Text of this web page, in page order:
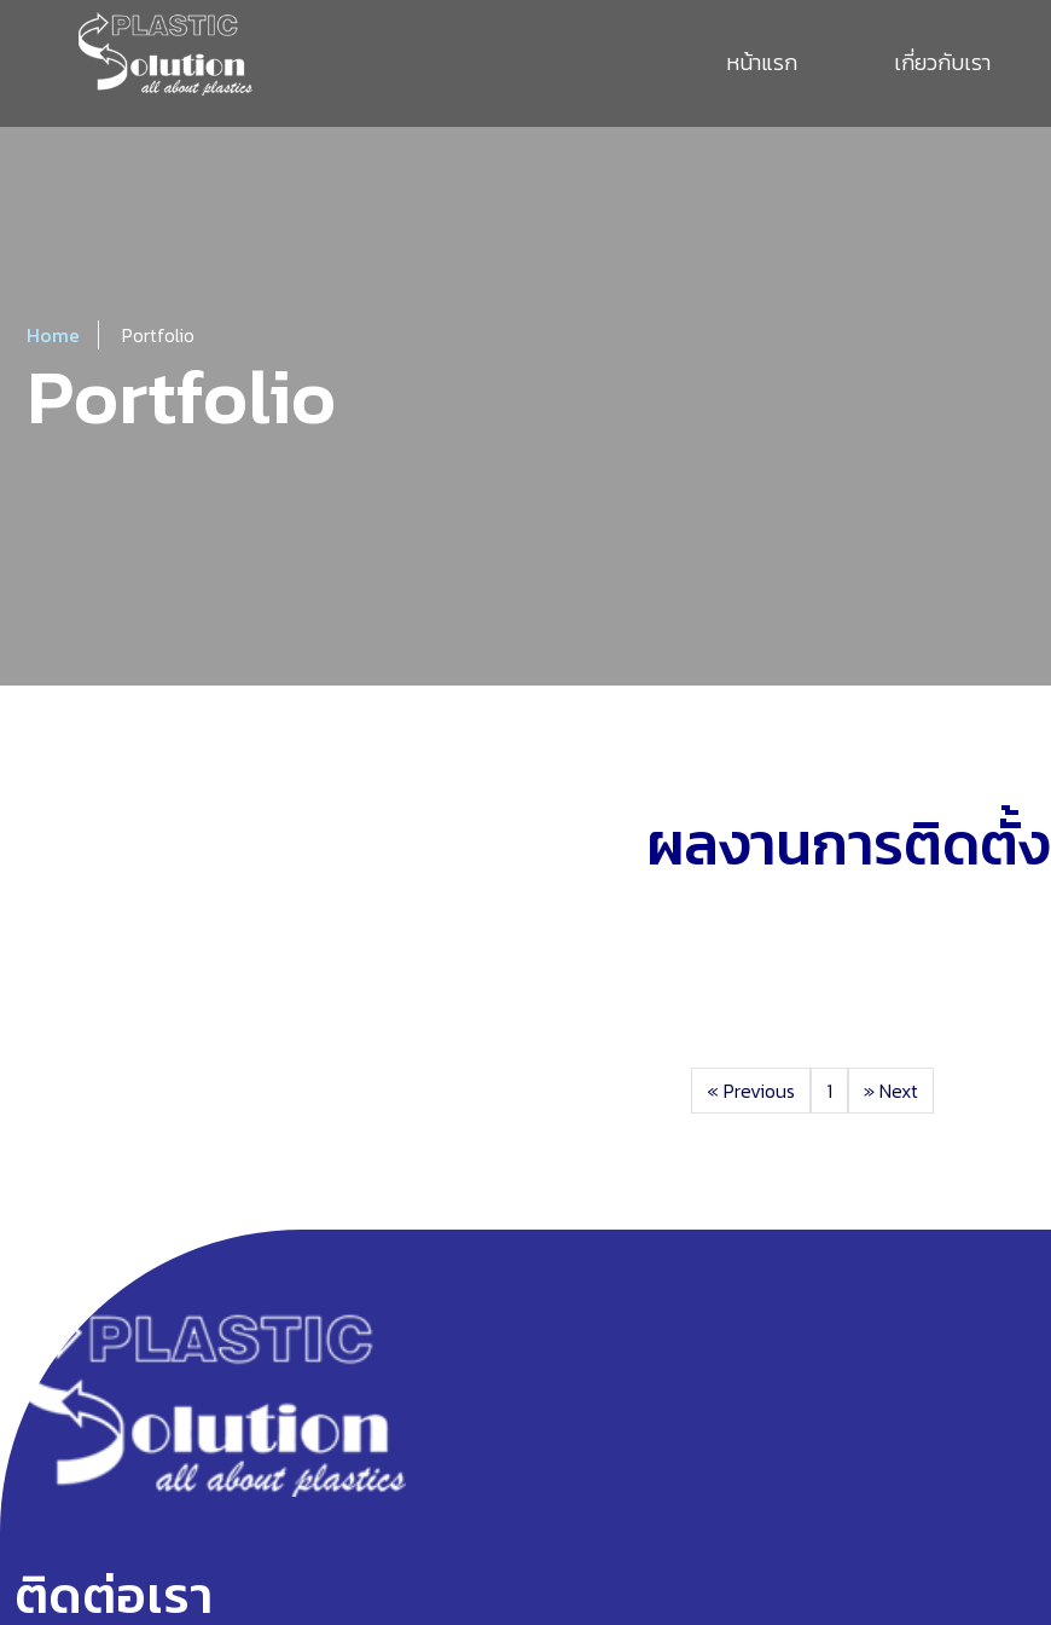
หน้าแรก เกี่ยวกับเรา
Home Portfolio
Portfolio
ผลงานการติดตั้ง
« Previous 1 »Next
ติดต่อเรา